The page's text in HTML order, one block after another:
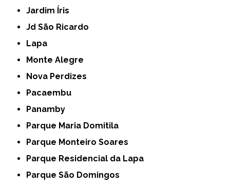
Jardim Íris
Jd São Ricardo
Lapa
Monte Alegre
Nova Perdizes
Pacaembu
Panamby
Parque Maria Domitila
Parque Monteiro Soares
Parque Residencial da Lapa
Parque São Domingos